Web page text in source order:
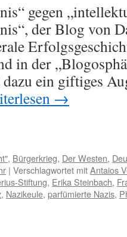
gegen
der Blog von
in der
ein giftiges
→
, Bürgerkrieg, Der Westen,
| Verschlagwortet mitAntaios
Stiftung, Erika Steinbach,
, Nazikeule, parfümierte Nazis,